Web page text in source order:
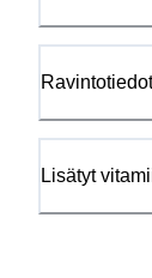
Ravintotiedot
Lisätyt